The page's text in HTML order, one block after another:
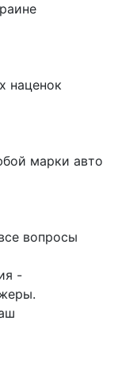
наценок
марки авто
вопросы
-